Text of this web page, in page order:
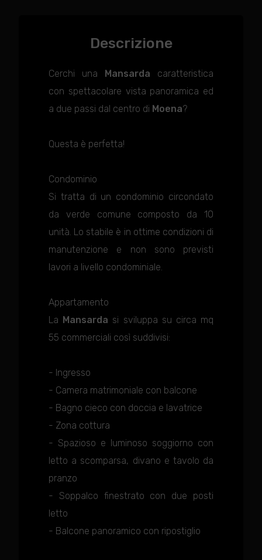
Descrizione
Cerchi una Mansarda caratteristica
con spettacolare vista panoramica ed
a due passi dal centro di Moena?
Questa è perfetta!
Condominio
Si tratta di un condominio circondato
da verde comune composto da 10
unità. Lo stabile è in ottime condizioni di
manutenzione e non sono previsti
lavori a livello condominiale.
Appartamento
La Mansarda si sviluppa su circa mq
55 commerciali così suddivisi:
- Ingresso
- Camera matrimoniale con balcone
- Bagno cieco con doccia e lavatrice
- Zona cottura
- Spazioso e luminoso soggiorno con
letto a scomparsa, divano e tavolo da
pranzo
- Soppalco finestrato con due posti
letto
- Balcone panoramico con ripostiglio